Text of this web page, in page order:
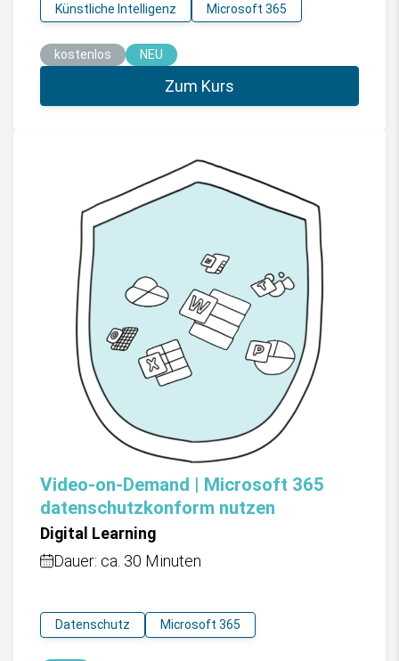
Künstliche Intelligenz
Microsoft 365
kostenlos NEU
Zum Kurs
Video-on-Demand | Microsoft 365
datenschutzkonform nutzen
Digital Learning
Dauer: ca. 30 Minuten
Datenschutz Microsoft 365